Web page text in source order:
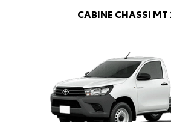
CABINE CHASSI